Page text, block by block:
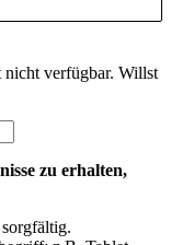
nicht verfügbar. Willst
zu erhalten,